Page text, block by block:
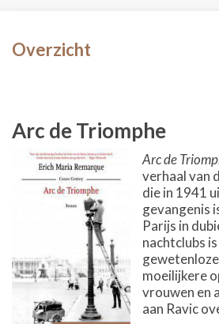
Overzicht
Arc de Triomphe
Arc de
verhaal van
die in 1941
gevangenis
Parijs in
nachtclubs
moeilijkere
vrouwen en
aan Ravic